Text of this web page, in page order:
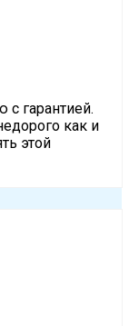
гарантией.
как и
этой